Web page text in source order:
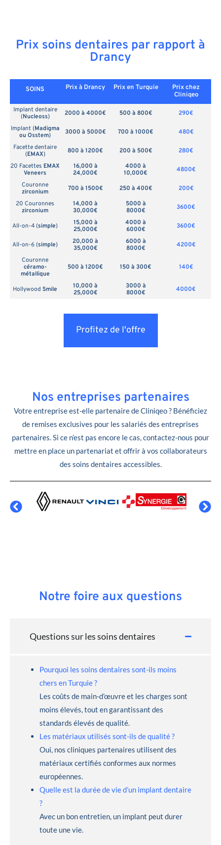
Prix soins dentaires par rapport à
Drancy
SOINS Prix à Drancy Prix en Turquie
Prix chez
Cliniqeo
Implant dentaire
(Nucleoss) 2000 à 4000€ 500 à 800€
290€
Implant (Madigma
ou Osstem) 3000 à 5000€ 700 à 1000€
480€
Facette dentaire
(EMAX) 800 à 1200€ 200 à 500€
280€
20 Facettes EMAX
Veneers
16,000 à
24,000€
4000 à
10,000€
4800€
Couronne
zirconium
700 à 1500€ 250 à 400€
200€
20 Couronnes
zirconium
14,000 à
30,000€
5000 à
8000€
3600€
All-on-4 (simple)
15,000 à
25,000€
4000 à
6000€
3600€
All-on-6 (simple)
20,000 à
35,000€
6000 à
8000€
4200€
Couronne
céramo-
métallique
500 à 1200€ 150 à 300€ 140€
Hollywood Smile
10,000 à
25,000€
3000 à
8000€
4000€
Profitez de l'offre
Nos entreprises partenaires
Votre entreprise est-elle partenaire de Cliniqeo ? Bénéficiez
de remises exclusives pour les salariés des entreprises
partenaires. Si ce n’est pas encore le cas, contactez-nous pour
mettre en place un partenariat et offrir à vos collaborateurs
des soins dentaires accessibles.
Notre foire aux questions
Questions sur les soins dentaires
Pourquoi les soins dentaires sont-ils moins
chers en Turquie ?
Les coûts de main-d’œuvre et les charges sont
moins élevés, tout en garantissant des
standards élevés de qualité.
Les matériaux utilisés sont-ils de qualité ?
Oui, nos cliniques partenaires utilisent des
matériaux certifiés conformes aux normes
européennes.
Quelle est la durée de vie d’un implant dentaire
?
Avec un bon entretien, un implant peut durer
toute une vie.